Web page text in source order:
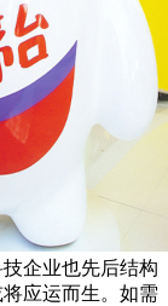
企业也先后结构
应运而生。如需